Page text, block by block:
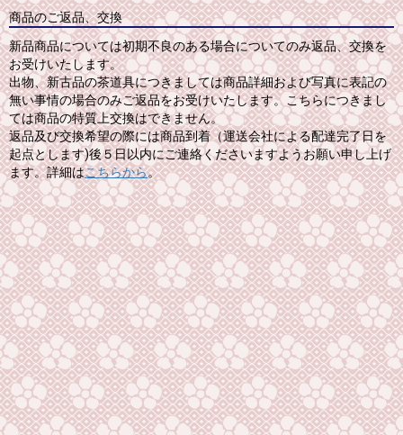
商品のご返品、交換
新品商品については初期不良のある場合についてのみ返品、交換を
お受けいたします。
出物、新古品の茶道具につきましては商品詳細および写真に表記の
無い事情の場合のみご返品をお受けいたします。こちらにつきまし
ては商品の特質上交換はできません。
返品及び交換希望の際には商品到着（運送会社による配達完了日を
起点とします)後５日以内にご連絡くださいますようお願い申し上げ
ます。詳細はこちらから。